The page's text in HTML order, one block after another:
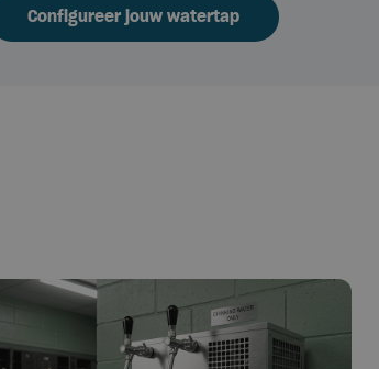
Configureer jouw watertap